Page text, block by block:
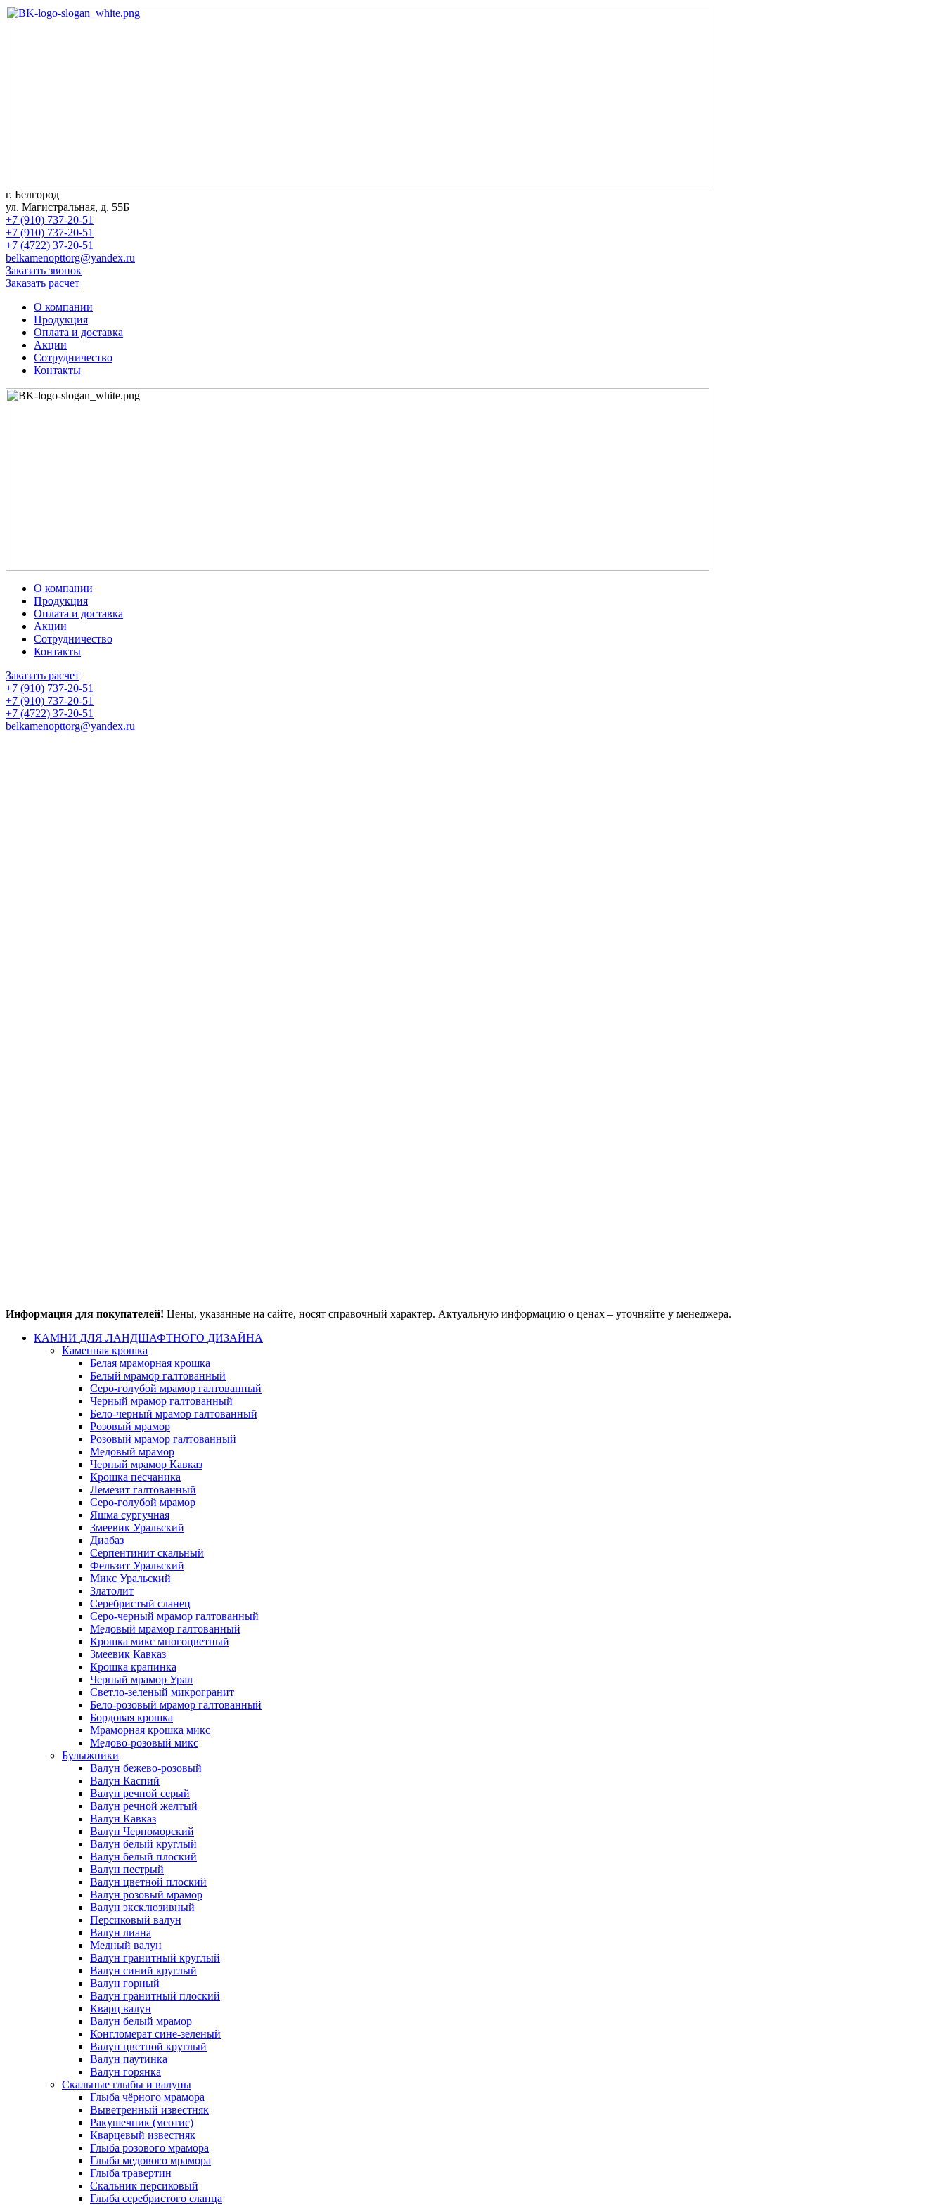
г. Белгород
ул. Магистральная, д. 55Б
+7 (910) 737-20-51
+7 (910) 737-20-51
+7 (4722) 37-20-51
belkamenopttorg@yandex.ru
Заказать звонок
Заказать расчет
О компании
Продукция
Оплата и доставка
Акции
Сотрудничество
Контакты
О компании
Продукция
Оплата и доставка
Акции
Сотрудничество
Контакты
Заказать расчет
+7 (910) 737-20-51
+7 (910) 737-20-51
+7 (4722) 37-20-51
belkamenopttorg@yandex.ru
Информация для покупателей! Цены, указанные на сайте, носят справочный характер. Актуальную информацию о ценах – уточняйте у менеджера.
КАМНИ ДЛЯ ЛАНДШАФТНОГО ДИЗАЙНА
Каменная крошка
Белая мраморная крошка
Белый мрамор галтованный
Серо-голубой мрамор галтованный
Черный мрамор галтованный
Бело-черный мрамор галтованный
Розовый мрамор
Розовый мрамор галтованный
Медовый мрамор
Черный мрамор Кавказ
Крошка песчаника
Лемезит галтованный
Серо-голубой мрамор
Яшма сургучная
Змеевик Уральский
Диабаз
Серпентинит скальный
Фельзит Уральский
Микс Уральский
Златолит
Серебристый сланец
Серо-черный мрамор галтованный
Медовый мрамор галтованный
Крошка микс многоцветный
Змеевик Кавказ
Крошка крапинка
Черный мрамор Урал
Светло-зеленый микрогранит
Бело-розовый мрамор галтованный
Бордовая крошка
Мраморная крошка микс
Медово-розовый микс
Булыжники
Валун бежево-розовый
Валун Каспий
Валун речной серый
Валун речной желтый
Валун Кавказ
Валун Черноморский
Валун белый круглый
Валун белый плоский
Валун пестрый
Валун цветной плоский
Валун розовый мрамор
Валун эксклюзивный
Персиковый валун
Валун лиана
Медный валун
Валун гранитный круглый
Валун синий круглый
Валун горный
Валун гранитный плоский
Кварц валун
Валун белый мрамор
Конгломерат сине-зеленый
Валун цветной круглый
Валун паутинка
Валун горянка
Скальные глыбы и валуны
Глыба чёрного мрамора
Выветренный известняк
Ракушечник (меотис)
Кварцевый известняк
Глыба розового мрамора
Глыба медового мрамора
Глыба травертин
Скальник персиковый
Глыба серебристого сланца